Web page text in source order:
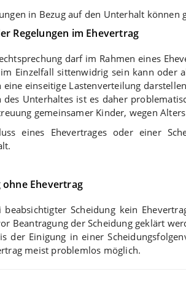
in Bezug auf den Unterhalt können
Regelungen im Ehevertrag
darf im Rahmen eines
Einzelfall sittenwidrig sein kann oder
eine einseitige Lastenverteilung
des Unterhaltes ist es daher
gemeinsamer Kinder, wegen
eines Ehevertrages oder einer
ohne Ehevertrag
beabsichtigter Scheidung kein
Beantragung der Scheidung geklärt
der Einigung in einer
meist problemlos möglich.